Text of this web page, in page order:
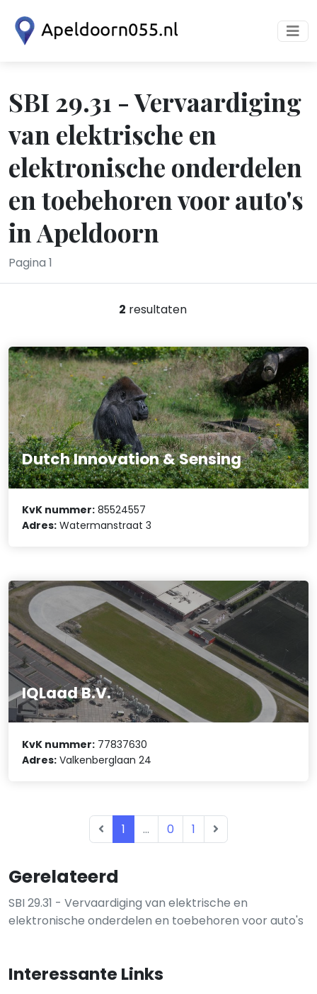
SBI 29.31 - Vervaardiging
van elektrische en
elektronische onderdelen
en toebehoren voor auto's
in Apeldoorn
Pagina 1
Gerelateerd
SBI 29.31 - Vervaardiging van elektrische en
elektronische onderdelen en toebehoren voor auto's
Interessante Links
2 resultaten
Dutch Innovation & Sensing
KvK nummer: 85524557
Adres: Watermanstraat 3
IQLaad B.V.
KvK nummer: 77837630
Adres: Valkenberglaan 24
1 ... 0 1